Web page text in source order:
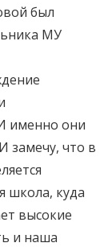
был
МУ
именно они
замечу, что в
школа, куда
высокие
и наша